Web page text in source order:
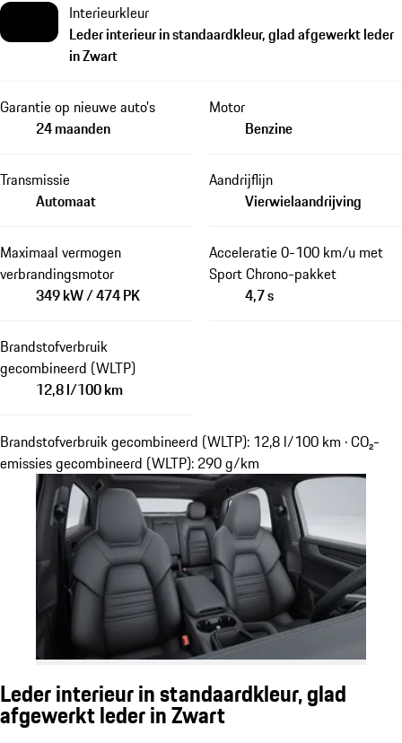
Interieurkleur
Leder interieur in standaardkleur, glad afgewerkt leder
in Zwart
Garantie op nieuwe auto's
24 maanden
Motor
Benzine
Transmissie
Automaat
Aandrijflijn
Vierwielaandrijving
Maximaal vermogen
verbrandingsmotor
349 kW / 474 PK
Acceleratie 0-100 km/u met
Sport Chrono-pakket
4,7 s
Brandstofverbruik
gecombineerd (WLTP)
12,8 l/100 km
Brandstofverbruik gecombineerd (WLTP): 12,8 l/100 km · CO₂-
emissies gecombineerd (WLTP): 290 g/km
Leder interieur in standaardkleur, glad
afgewerkt leder in Zwart